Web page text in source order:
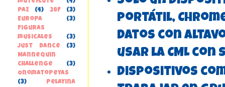
portátil,
datos con
usar la CML con
Dispositivos
paz
(4) 28F
(3)
Europa
(3)
Figuras
musicales
(3)
Just Dance
(3)
Mannequin
Challenge
(3)
Onomatopeyas
(3)
Pelayina